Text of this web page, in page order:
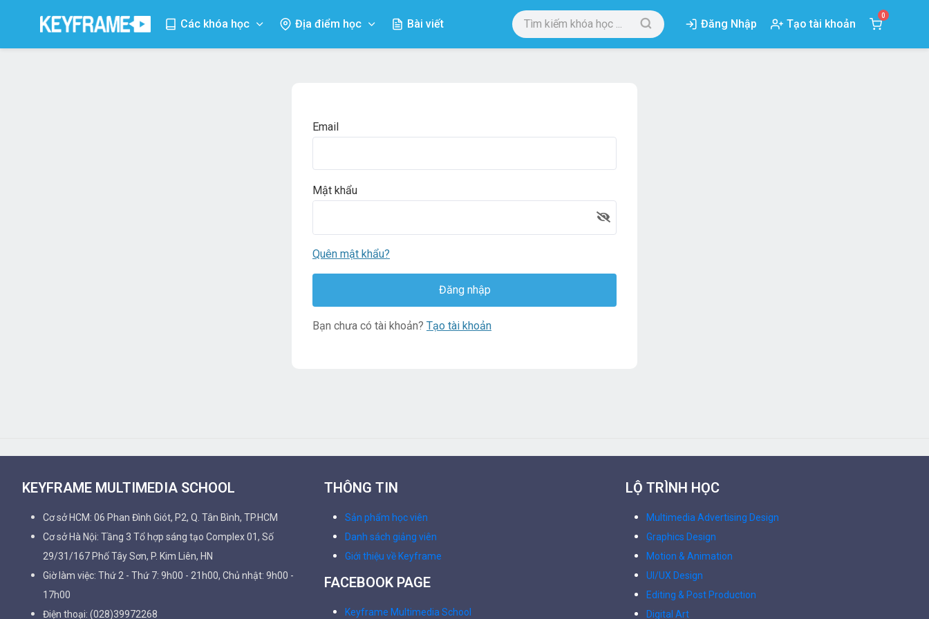
Các khóa học Địa điểm học Bài viết Đăng Nhập Tạo tài khoản
0
Email
Mật khẩu
Quên mật khẩu?
Đăng nhập
Bạn chưa có tài khoản? Tạo tài khoản
KEYFRAME MULTIMEDIA SCHOOL
Cơ sở HCM: 06 Phan Đình Giót, P2, Q. Tân Bình, TP.HCM
Cơ sở Hà Nội: Tầng 3 Tổ hợp sáng tạo Complex 01, Số
29/31/167 Phố Tây Sơn, P. Kim Liên, HN
Giờ làm việc: Thứ 2 - Thứ 7: 9h00 - 21h00, Chủ nhật: 9h00 -
17h00
Điện thoại: (028)39972268
THÔNG TIN
Sản phẩm học viên
Danh sách giảng viên
Giới thiệu về Keyframe
FACEBOOK PAGE
Keyframe Multimedia School
LỘ TRÌNH HỌC
Multimedia Advertising Design
Graphics Design
Motion & Animation
UI/UX Design
Editing & Post Production
Digital Art